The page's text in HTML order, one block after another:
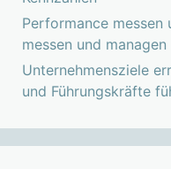
Performance messen
messen und managen
Unternehmensziele
und Führungskräfte